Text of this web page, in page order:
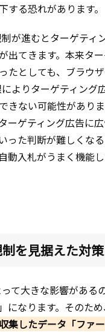
する恐れがあります。
が進むとターゲティ
出てきます。本来タ
たとしても、ブラウ
よりターゲティング
きない可能性があり
ーゲティング広告に
った判断が難しくな
動入札がうまく機能
を見据えた対策
て大きな影響がある
になります。そのた
集したデータ「ファ